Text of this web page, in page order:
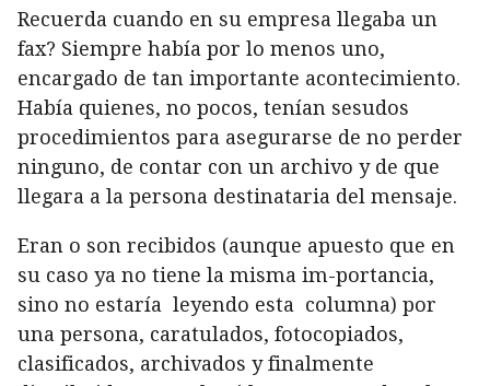
Recuerda cuando en su empresa llegaba un
fax? Siempre había por lo menos uno,
encargado de tan importante acontecimiento.
Había quienes, no pocos, tenían sesudos
procedimientos para asegurarse de no perder
ninguno, de contar con un archivo y de que
llegara a la persona destinataria del mensaje.
Eran o son recibidos (aunque apuesto que en
su caso ya no tiene la misma im-portancia,
sino no estaría leyendo esta columna) por
una persona, caratulados, fotocopiados,
clasificados, archivados y finalmente